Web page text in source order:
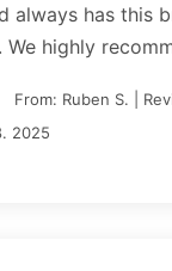
always has this
highly
From: Ruben S. |
2025